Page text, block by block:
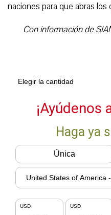
naciones para que abras los
Con información de